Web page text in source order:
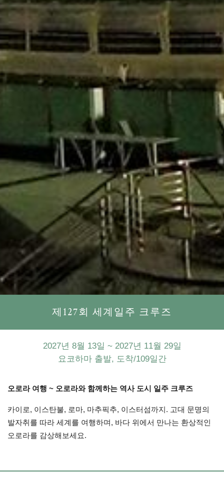
제127회 세계일주 크루즈
2027년 8월 13일 ~ 2027년 11월 29일
요코하마 출발, 도착/109일간
오로라 여행 ~ 오로라와 함께하는 역사 도시 일주 크루즈
카이로, 이스탄불, 로마, 마추픽추, 이스터섬까지. 고대 문명의
발자취를 따라 세계를 여행하며, 바다 위에서 만나는 환상적인
오로라를 감상해보세요.